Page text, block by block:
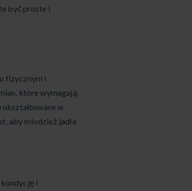
być proste i
fizycznym i
które wymagają
ukształtowane w
aby młodzież jadła
i